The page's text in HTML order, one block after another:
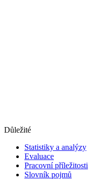
Důležité
Statistiky a analýzy
Evaluace
Pracovní příležitosti
Slovník pojmů